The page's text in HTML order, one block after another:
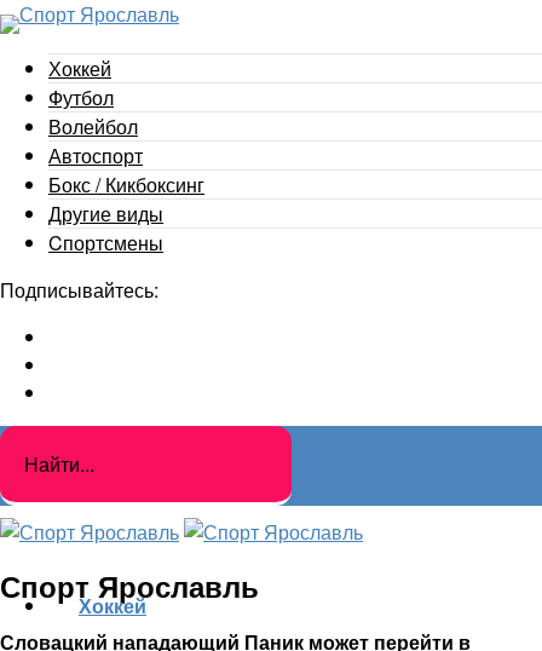
Хоккей
Футбол
Волейбол
Автоспорт
Бокс / Кикбоксинг
Другие виды
Cпортсмены
Подписывайтесь:
Спорт Ярославль
Словацкий нападающий Паник может перейти в
Хоккей